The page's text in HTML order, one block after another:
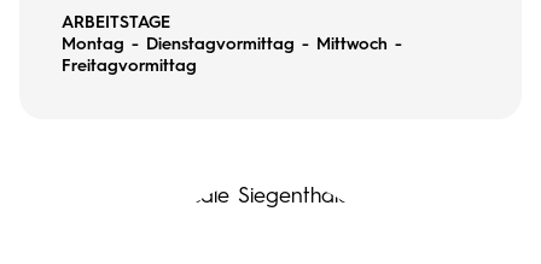
ARBEITSTAGE
Montag - Dienstagvormittag - Mittwoch -
Freitagvormittag